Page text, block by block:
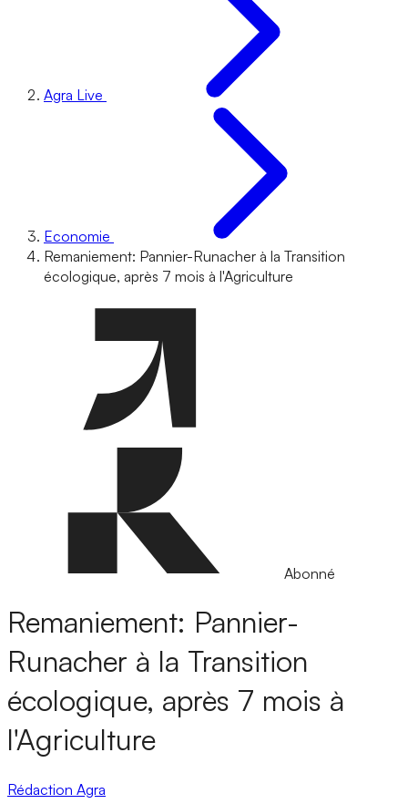
Agra Live
Economie
Remaniement: Pannier-Runacher à la Transition
écologique, après 7 mois à l'Agriculture
Abonné
Remaniement: Pannier-
Runacher à la Transition
écologique, après 7 mois à
l'Agriculture
Rédaction Agra